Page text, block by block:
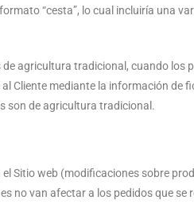
“cesta”, lo cual incluiría una
agricultura tradicional, cuando los
Cliente mediante la información de
son de agricultura tradicional.
Sitio web (modificaciones sobre
van afectar a los pedidos que se